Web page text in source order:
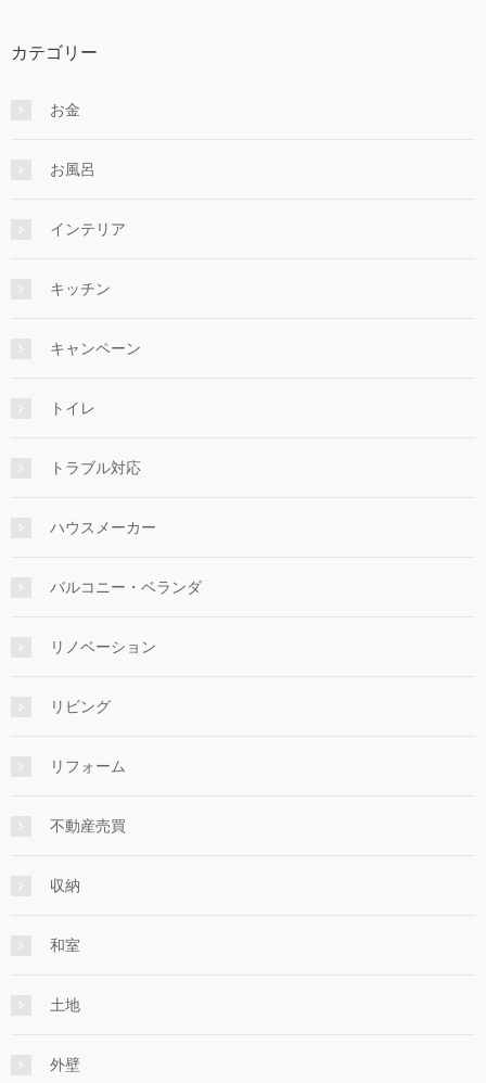
カテゴリー
お金
お風呂
インテリア
キッチン
キャンペーン
トイレ
トラブル対応
ハウスメーカー
バルコニー・ベランダ
リノベーション
リビング
リフォーム
不動産売買
収納
和室
土地
外壁